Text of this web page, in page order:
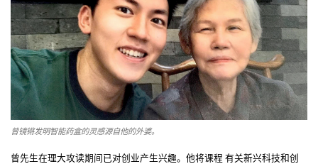
曾镜锵发明智能药盒的灵感源自他的外婆。
曾先生在理大攻读期间已对创业产生兴趣。他将课程 有关新兴科技和创